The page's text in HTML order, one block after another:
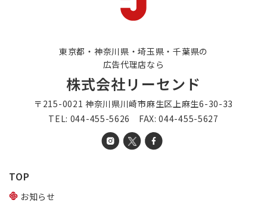
東京都・神奈川県・埼玉県・千葉県の
広告代理店なら
株式会社リーセンド
〒215-0021 神奈川県川崎市麻生区上麻生6-30-33
TEL: 044-455-5626 FAX: 044-455-5627
TOP
お知らせ